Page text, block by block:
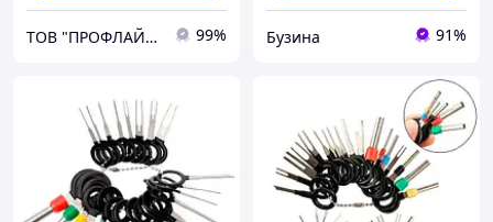
ТОВ "ПРОФЛАЙН 2000" 99% Бузина 91%